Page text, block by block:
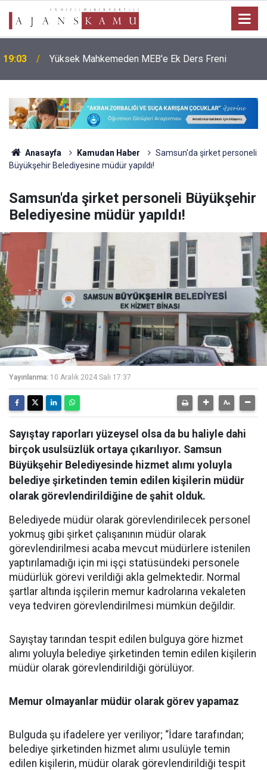
19:03 Yüksek Mahkemeden MEB'e Ek Ders Freni
Anasayfa Kamudan Haber
Samsun'da şirket personeli
Büyükşehir Belediyesine müdür yapıldı!
Samsun'da şirket personeli Büyükşehir
Belediyesine müdür yapıldı!
Yayınlanma: 10 Aralık 2024 Salı 17:37
Sayıştay raporları yüzeysel olsa da bu haliyle dahi
birçok usulsüzlük ortaya çıkarılıyor. Samsun
Büyükşehir Belediyesinde hizmet alımı yoluyla
belediye şirketinden temin edilen kişilerin müdür
olarak görevlendirildiğine de şahit olduk.
Belediyede müdür olarak görevlendirilecek personel
yokmuş gibi şirket çalışanının müdür olarak
görevlendirilmesi acaba mevcut müdürlere istenilen
yaptırılamadığı için mi işçi statüsündeki personele
müdürlük görevi verildiği akla gelmektedir. Normal
şartlar altında işçilerin memur kadrolarına vekaleten
veya tedviren görevlendirilmesi mümkün değildir.
Sayıştay tarından tespit edilen bulguya göre hizmet
alımı yoluyla belediye şirketinden temin edilen kişilerin
müdür olarak görevlendirildiği görülüyor.
Memur olmayanlar müdür olarak görev yapamaz
Bulguda şu ifadelere yer veriliyor; “İdare tarafından;
belediye şirketinden hizmet alımı usulüyle temin
edilen kişilerin, müdür olarak görevlendirildiği tespit